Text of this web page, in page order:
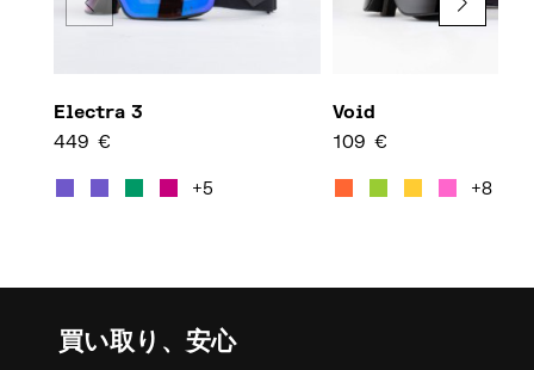
Electra 3
449 €
+5
Void
109 €
+8
買い取り、安心